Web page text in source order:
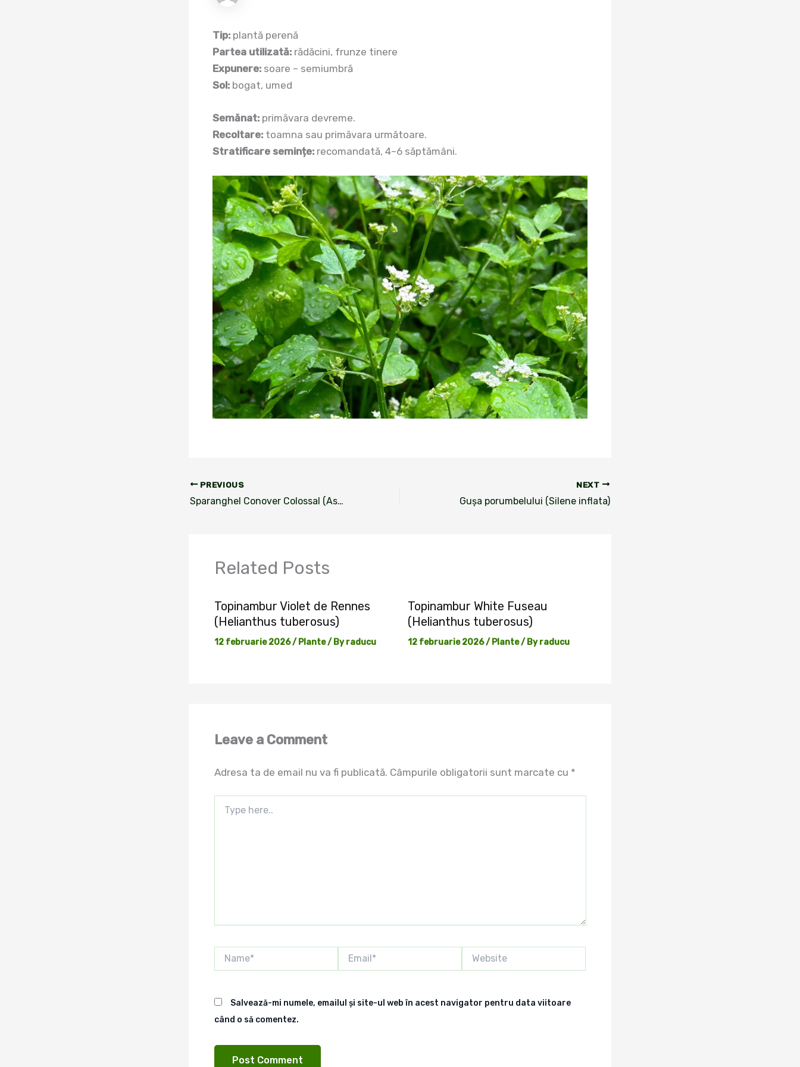
Tip: plantă perenă
Partea utilizată: rădăcini, frunze tinere
Expunere: soare – semiumbră
Sol: bogat, umed
Semănat: primăvara devreme.
Recoltare: toamna sau primăvara următoare.
Stratificare semințe: recomandată, 4–6 săptămâni.
PREVIOUS
Sparanghel Conover Colossal (Asparagus officinalis)
NEXT
Gușa porumbelului (Silene inflata)
Related Posts
Topinambur Violet de Rennes
(Helianthus tuberosus)
12 februarie 2026/ Plante/ Byraducu
Topinambur White Fuseau
(Helianthus tuberosus)
12 februarie 2026/ Plante/ Byraducu
Leave a Comment
Adresa ta de email nu va fi publicată. Câmpurile obligatorii sunt marcate cu *
here..
Salvează-mi numele, emailul și site-ul web în acest navigator pentru data viitoare
când o să comentez.